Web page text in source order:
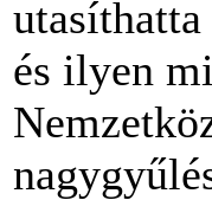
és ilyen